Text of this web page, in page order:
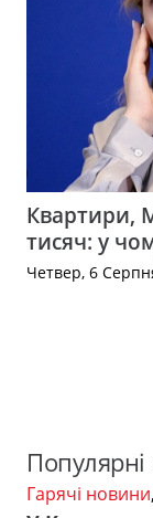
Квартири,
тисяч: у
Четвер, 6
Гарячі новини,